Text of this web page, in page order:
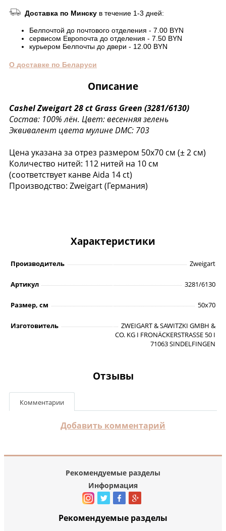
Доставка по Минску в течение 1-3 дней:
Белпочтой до почтового отделения - 7.00 BYN
сервисом Европочта до отделения - 7.50 BYN
курьером Белпочты до двери - 12.00 BYN
О доставке по Беларуси
Описание
Cashel Zweigart 28 ct Grass Green (3281/6130)
Состав: 100% лён. Цвет: весенняя зелень
Эквивалент цвета мулине DMC: 703
Цена указана за отрез размером 50х70 см (± 2 см)
Количество нитей: 112 нитей на 10 см
(соответствует канве Aida 14 ct)
Производство: Zweigart (Германия)
Характеристики
Производитель Zweigart
Артикул 3281/6130
Размер, см 50х70
Изготовитель
ZWEIGART & SAWITZKI GMBH &
CO. KG I FRONÄCKERSTRASSE 50 I
71063 SINDELFINGEN
Отзывы
Комментарии
Добавить комментарий
Рекомендуемые разделы
Информация
Рекомендуемые разделы